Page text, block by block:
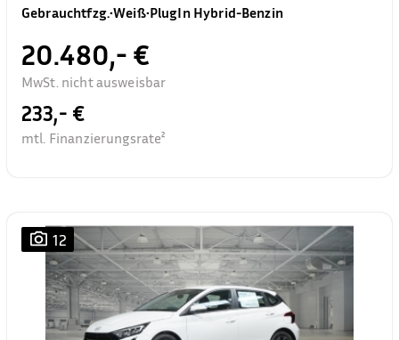
Gebrauchtfzg.•Weiß•PlugIn Hybrid-Benzin
20.480,- €
MwSt. nicht ausweisbar
233,- €
mtl. Finanzierungsrate²
12